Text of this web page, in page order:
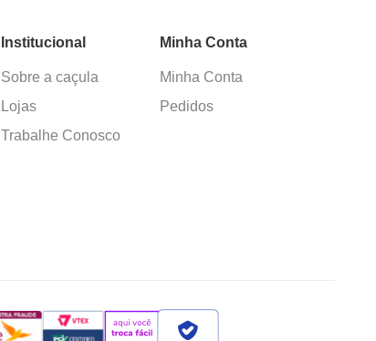
Institucional
Sobre a caçula
Lojas
Trabalhe Conosco
Minha Conta
Minha Conta
Pedidos